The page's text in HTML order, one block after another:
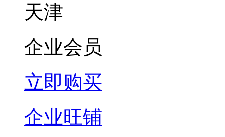
天津
企业会员
立即购买
企业旺铺